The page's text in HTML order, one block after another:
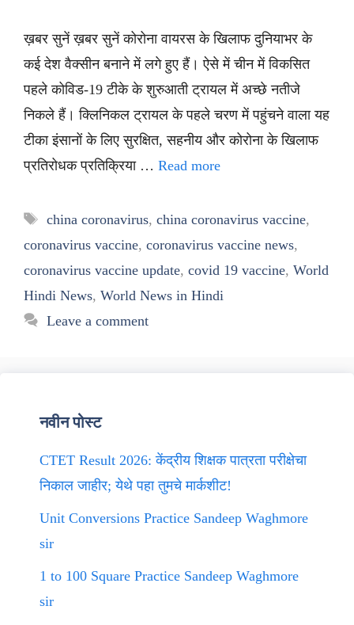
ख़बर सुनें ख़बर सुनें कोरोना वायरस के खिलाफ दुनियाभर के
कई देश वैक्सीन बनाने में लगे हुए हैं। ऐसे में चीन में विकसित
पहले कोविड-19 टीके के शुरुआती ट्रायल में अच्छे नतीजे
निकले हैं। क्लिनिकल ट्रायल के पहले चरण में पहुंचने वाला यह
टीका इंसानों के लिए सुरक्षित, सहनीय और कोरोना के खिलाफ
प्रतिरोधक प्रतिक्रिया … Read more
Tags
china coronavirus, china coronavirus vaccine,
coronavirus vaccine, coronavirus vaccine news,
coronavirus vaccine update, covid 19 vaccine, World
Hindi News, World News in Hindi
Leave a comment
नवीन पोस्ट
CTET Result 2026: केंद्रीय शिक्षक पात्रता परीक्षेचा
निकाल जाहीर; येथे पहा तुमचे मार्कशीट!
Unit Conversions Practice Sandeep Waghmore
sir
1 to 100 Square Practice Sandeep Waghmore
sir